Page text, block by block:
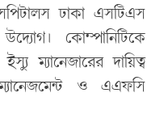
ঢাকা এসটিএস
কোম্পানিটিকে
ম্যানেজারের দায়িত্ব
ও এএফসি